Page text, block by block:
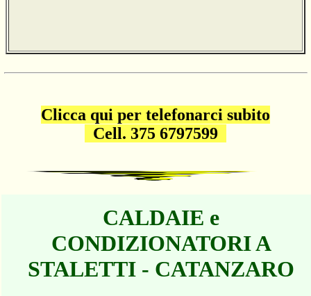
Clicca qui per telefonarci subito
Cell. 375 6797599
CALDAIE e
CONDIZIONATORI A
STALETTI - CATANZARO